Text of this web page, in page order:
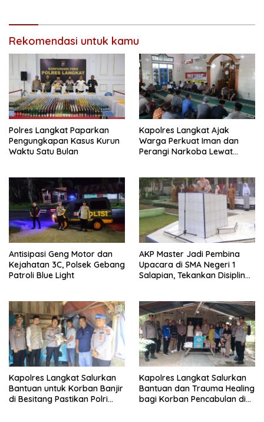
Rekomendasi untuk kamu
Polres Langkat Paparkan
Pengungkapan Kasus Kurun
Waktu Satu Bulan
Kapolres Langkat Ajak
Warga Perkuat Iman dan
Perangi Narkoba Lewat
Antisipasi Geng Motor dan
Kejahatan 3C, Polsek Gebang
Patroli Blue Light
AKP Master Jadi Pembina
Upacara di SMA Negeri 1
Salapian, Tekankan Disiplin
Kapolres Langkat Salurkan
Bantuan untuk Korban Banjir
di Besitang Pastikan Polri
Kapolres Langkat Salurkan
Bantuan dan Trauma Healing
bagi Korban Pencabulan di